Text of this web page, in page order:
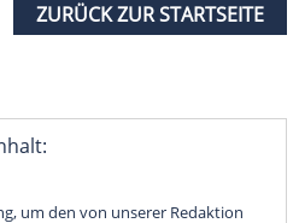
ZURÜCK ZUR STARTSEITE
um den von unserer Redaktion